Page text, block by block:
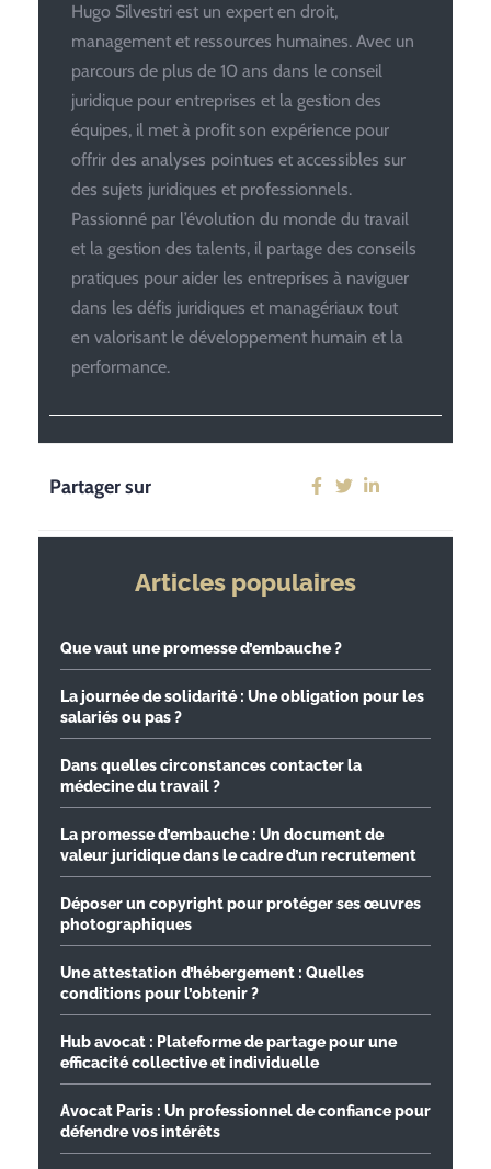
Hugo Silvestri est un expert en droit,
management et ressources humaines. Avec un
parcours de plus de 10 ans dans le conseil
juridique pour entreprises et la gestion des
équipes, il met à profit son expérience pour
offrir des analyses pointues et accessibles sur
des sujets juridiques et professionnels.
Passionné par l’évolution du monde du travail
et la gestion des talents, il partage des conseils
pratiques pour aider les entreprises à naviguer
dans les défis juridiques et managériaux tout
en valorisant le développement humain et la
performance.
Partager sur
Articles populaires
Que vaut une promesse d’embauche ?
La journée de solidarité : Une obligation pour les
salariés ou pas ?
Dans quelles circonstances contacter la
médecine du travail ?
La promesse d’embauche : Un document de
valeur juridique dans le cadre d’un recrutement
Déposer un copyright pour protéger ses œuvres
photographiques
Une attestation d’hébergement : Quelles
conditions pour l’obtenir ?
Hub avocat : Plateforme de partage pour une
efficacité collective et individuelle
Avocat Paris : Un professionnel de confiance pour
défendre vos intérêts